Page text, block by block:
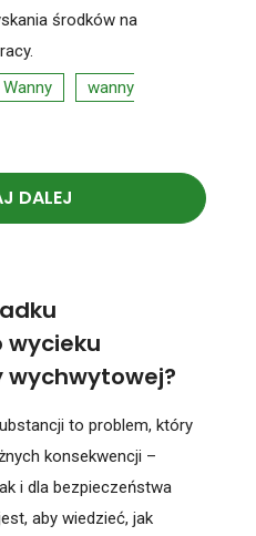
środków na
Wanny
wanny
DALEJ
wycieku
to problem, który
konsekwencji –
i dla bezpieczeństwa
aby wiedzieć, jak